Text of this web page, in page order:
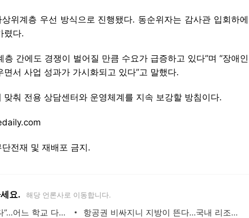
상위계층 우선 방식으로 진행됐다. 동순위자는 감사관 입회하에
렸다.
층 간에도 경쟁이 벌어질 만큼 수요가 급증하고 있다”며 “장애인
서 사업 성과가 가시화되고 있다”고 말했다.
맞춰 전용 상담센터와 운영체계를 지속 보강할 방침이다.
전재 및 재배포 금지.
요. 해당 언론사로 이동합니다.
“우리 딸, 대치동 가야겠다”…어느 학교 다니냐가 수능 성적 갈랐다
항공권 비싸지니 지방이 뜬다…국내 리조트 예약 ‘급증’